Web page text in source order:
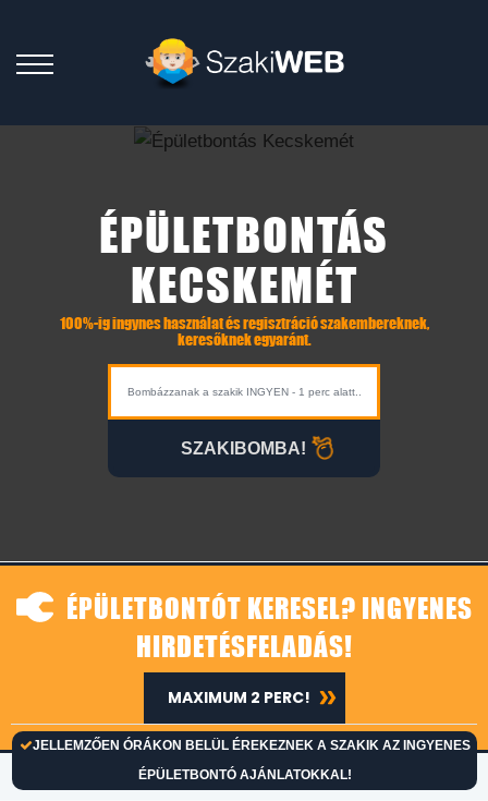
ÉPÜLETBONTÁS
KECSKEMÉT
100%-ig ingynes használat és regisztráció szakembereknek,
keresőknek egyaránt.
SZAKIBOMBA!
ÉPÜLETBONTÓT KERESEL? INGYENES
HIRDETÉSFELADÁS!
JELLEMZŐEN ÓRÁKON BELÜL ÉREKEZNEK A SZAKIK AZ INGYENES
ÉPÜLETBONTÓ AJÁNLATOKKAL!
MAXIMUM 2 PERC!